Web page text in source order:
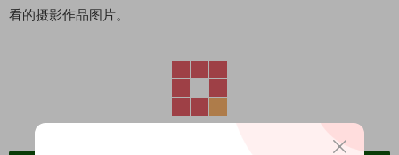
看的摄影作品图片。